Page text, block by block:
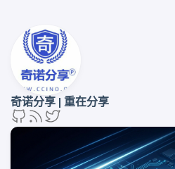
奇诺分享 | 重在分享